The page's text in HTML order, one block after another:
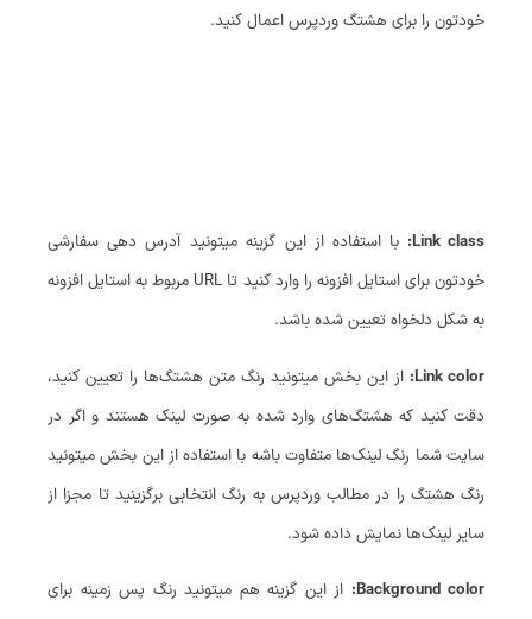
خودتون را برای هشتگ وردپرس اعمال کنید.
Link class: با استفاده از این گزینه میتونید آدرس دهی سفارشی
خودتون برای استایل افزونه را وارد کنید تا URL مربوط به استایل افزونه
به شکل دلخواه تعیین شده باشد.
Link color: از این بخش میتونید رنگ متن هشتگ‌ها را تعیین کنید،
دقت کنید که هشتگ‌های وارد شده به صورت لینک هستند و اگر در
سایت شما رنگ لینک‌ها متفاوت باشه با استفاده از این بخش میتونید
رنگ هشتگ را در مطالب وردپرس به رنگ انتخابی برگزینید تا مجزا از
سایر لینک‌ها نمایش داده شود.
Background color: از این گزینه هم میتونید رنگ پس زمینه برای